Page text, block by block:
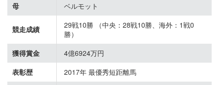
母
ベルモット
競走成績
29戦10勝 （中央：28戦10勝、海外：1戦0
勝）
獲得賞金
4億6924万円
表彰歴
2017年 最優秀短距離馬